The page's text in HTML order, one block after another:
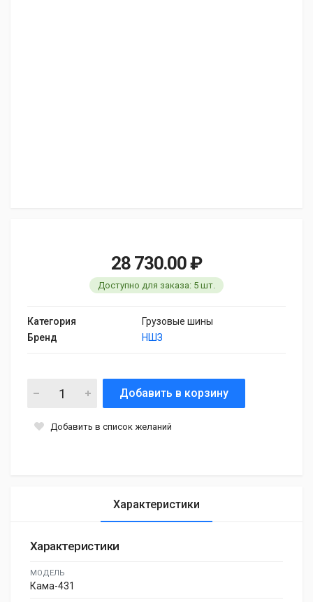
28 730.00 ₽
Доступно для заказа: 5 шт.
Категория
Грузовые шины
Бренд
НШЗ
Добавить в корзину
Добавить в список желаний
Характеристики
Характеристики
МОДЕЛЬ
Кама-431